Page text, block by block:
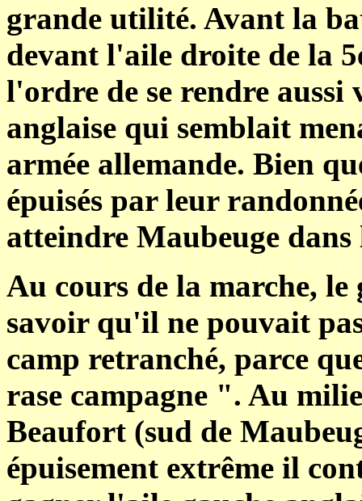
grande utilité. Avant la
devant l'aile droite de la
l'ordre de se rendre aussi
anglaise qui semblait
armée allemande. Bien
épuisés par leur
atteindre Maubeuge dans
Au cours de la marche,
savoir qu'il ne pouvait
camp retranché, parce
rase campagne ". Au
Beaufort (sud de
épuisement extrême il